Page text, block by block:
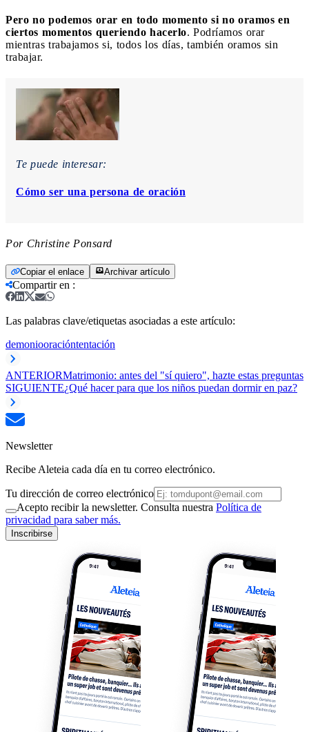
Pero no podemos orar en todo momento si no oramos en
ciertos momentos queriendo hacerlo. Podríamos orar
mientras trabajamos si, todos los días, también oramos sin
trabajar.
Te puede interesar:
Cómo ser una persona de oración
Por Christine Ponsard
Copiar el enlace Archivar artículo
Compartir en :
Las palabras clave/etiquetas asociadas a este artículo:
demoniooracióntentación
ANTERIORMatrimonio: antes del "sí quiero", hazte estas preguntas
SIGUIENTE¿Qué hacer para que los niños puedan dormir en paz?
Newsletter
Recibe Aleteia cada día en tu correo electrónico.
Tu dirección de correo electrónico
Acepto recibir la newsletter. Consulta nuestra Política de
privacidad para saber más.
Inscribirse